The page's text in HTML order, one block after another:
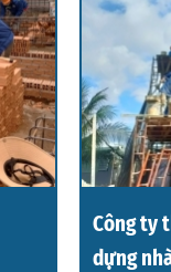
Công ty
dựng